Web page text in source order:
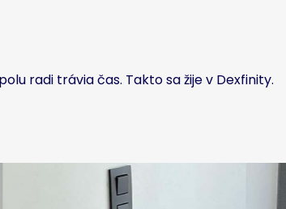
radi trávia čas. Takto sa žije v Dexfinity.